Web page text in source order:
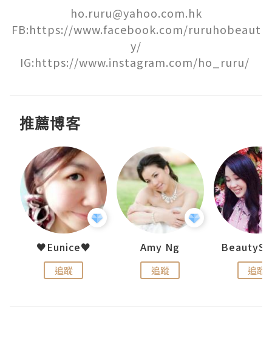
ho.ruru@yahoo.com.hk
FB:https://www.facebook.com/ruruhobeaut
y/
IG:https://www.instagram.com/ho_ruru/
推薦博客
♥Eunice♥
追蹤
Amy Ng
追蹤 追蹤